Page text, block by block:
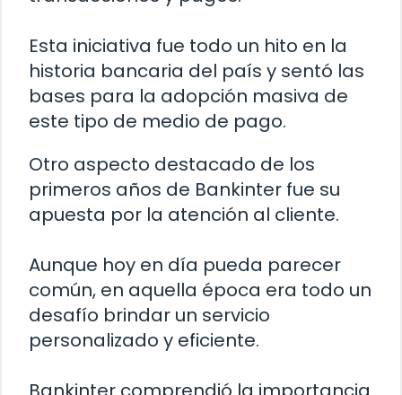
Esta iniciativa fue todo un hito en la
historia bancaria del país y sentó las
bases para la adopción masiva de
este tipo de medio de pago.
Otro aspecto destacado de los
primeros años de Bankinter fue su
apuesta por la atención al cliente.
Aunque hoy en día pueda parecer
común, en aquella época era todo un
desafío brindar un servicio
personalizado y eficiente.